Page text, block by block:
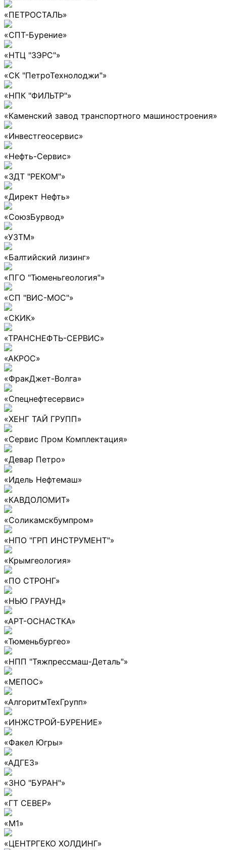
«ПЕТРОСТАЛЬ»
«СПТ-Бурение»
«НТЦ "ЗЭРС"»
«СК "ПетроТехнолоджи"»
«НПК "ФИЛЬТР"»
«Каменский завод транспортного машиностроения»
«Инвестгеосервис»
«Нефть-Сервис»
«ЗДТ "РЕКОМ"»
«Директ Нефть»
«СоюзБурвод»
«УЗТМ»
«Балтийский лизинг»
«ПГО "Тюменьгеология"»
«СП "ВИС-МОС"»
«СКИК»
«ТРАНСНЕФТЬ-СЕРВИС»
«АКРОС»
«ФракДжет-Волга»
«Спецнефтесервис»
«ХЕНГ ТАЙ ГРУПП»
«Сервис Пром Комплектация»
«Девар Петро»
«Идель Нефтемаш»
«КАВДОЛОМИТ»
«Соликамскбумпром»
«НПО "ГРП ИНСТРУМЕНТ"»
«Крымгеология»
«ПО СТРОНГ»
«НЬЮ ГРАУНД»
«АРТ-ОСНАСТКА»
«Тюменьбургео»
«НПП "Тяжпрессмаш-Деталь"»
«МЕПОС»
«АлгоритмТехГрупп»
«ИНЖСТРОЙ-БУРЕНИЕ»
«Факел Югры»
«АДГЕЗ»
«ЗНО "БУРАН"»
«ГТ СЕВЕР»
«М1»
«ЦЕНТРГЕКО ХОЛДИНГ»